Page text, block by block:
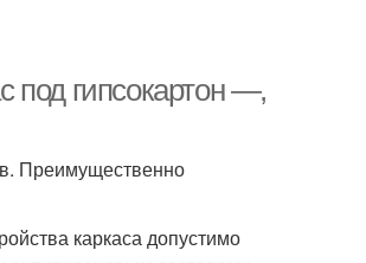
под гипсокартон —,
Преимущественно
каркаса допустимо